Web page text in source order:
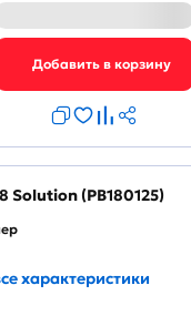
Solution (PB180125)
характеристики